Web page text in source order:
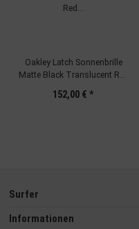
Oakley Latch Sonnenbrille
Matte Black Translucent Red
152,00 € *
Surfer
Informationen
Verwendung genauer